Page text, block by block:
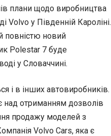
плани щодо виробництва
Volvo у Південній Кароліні.
повністю новий
Polestar 7 буде
у Словаччині.
і в інших автовиробників.
отриманням дозволів
продажу моделей з
Volvo Cars, яка є